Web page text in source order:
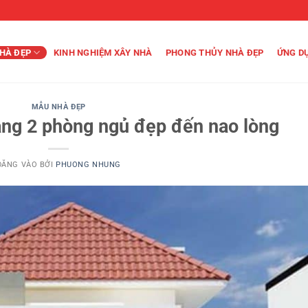
ĐẸP KINH NGHIỆM XÂY NHÀ PHONG THỦY NHÀ ĐẸP ỨNG
MẪU NHÀ ĐẸP
2 phòng ngủ đẹp đến nao lòng
VÀO BỞI PHUONG NHUNG